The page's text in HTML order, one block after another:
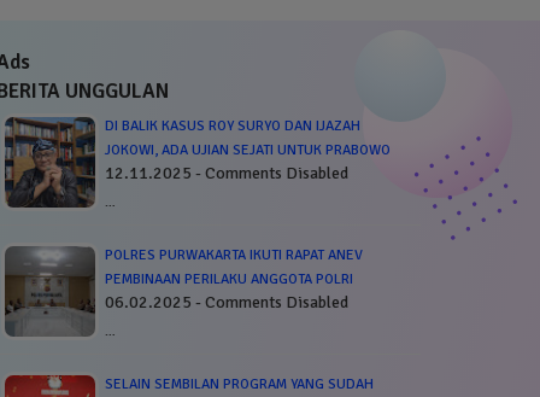
UNGGULAN
DI BALIK KASUS ROY SURYO DAN IJAZAH
JOKOWI, ADA UJIAN SEJATI UNTUK PRABOWO
12.11.2025 - Comments Disabled
…
POLRES PURWAKARTA IKUTI RAPAT ANEV
PEMBINAAN PERILAKU ANGGOTA POLRI
06.02.2025 - Comments Disabled
…
SELAIN SEMBILAN PROGRAM YANG SUDAH